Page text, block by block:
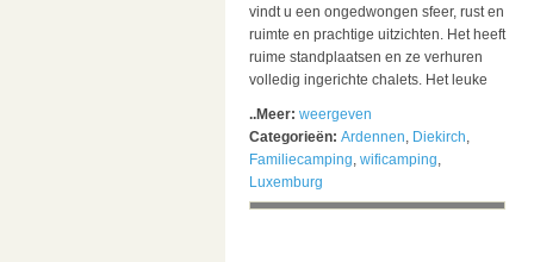
vindt u een ongedwongen sfeer, rust en
ruimte en prachtige uitzichten. Het heeft
ruime standplaatsen en ze verhuren
volledig ingerichte chalets. Het leuke
..Meer: weergeven
Categorieën: Ardennen, Diekirch,
Familiecamping, wificamping,
Luxemburg